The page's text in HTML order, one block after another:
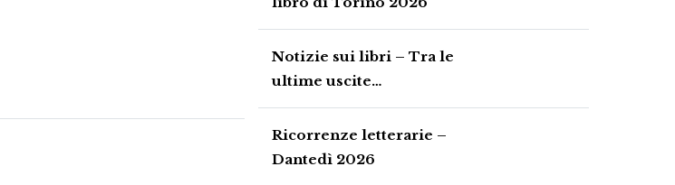
Notizie sui libri – Tra le
ultime uscite…
Ricorrenze letterarie –
Dantedì 2026